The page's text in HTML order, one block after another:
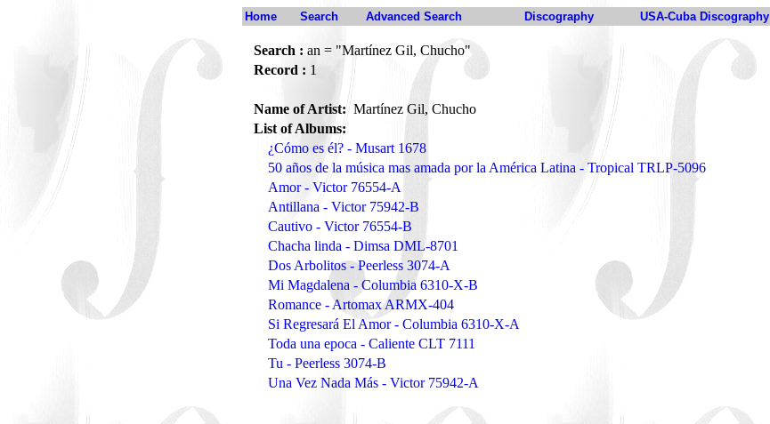
Home Search Advanced Search Discography USA-Cuba Discography
Search : an = "Martínez Gil, Chucho"
Record : 1
Name of Artist:Martínez Gil, Chucho
List of Albums:
¿Cómo es él? - Musart 1678
50 años de la música mas amada por la América Latina - Tropical TRLP-5096
Amor - Victor 76554-A
Antillana - Victor 75942-B
Cautivo - Victor 76554-B
Chacha linda - Dimsa DML-8701
Dos Arbolitos - Peerless 3074-A
Mi Magdalena - Columbia 6310-X-B
Romance - Artomax ARMX-404
Si Regresará El Amor - Columbia 6310-X-A
Toda una epoca - Caliente CLT 7111
Tu - Peerless 3074-B
Una Vez Nada Más - Victor 75942-A